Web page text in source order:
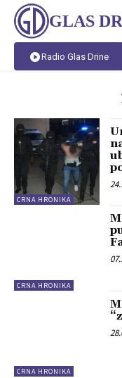
GLAS
Radio Glas Drine
CRNA HRONIKA
CRNA HRONIKA
CRNA HRONIKA